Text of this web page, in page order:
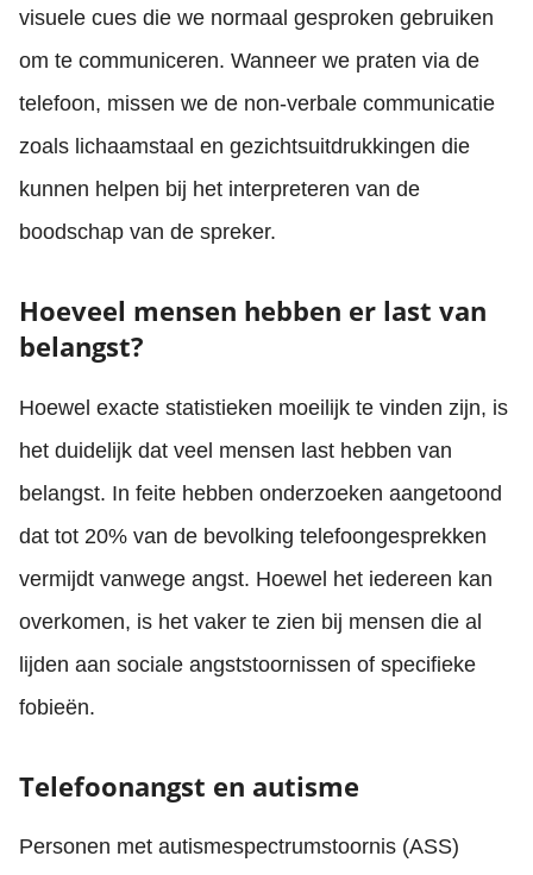
visuele cues die we normaal gesproken gebruiken
om te communiceren. Wanneer we praten via de
telefoon, missen we de non-verbale communicatie
zoals lichaamstaal en gezichtsuitdrukkingen die
kunnen helpen bij het interpreteren van de
boodschap van de spreker.
Hoeveel mensen hebben er last van
belangst?
Hoewel exacte statistieken moeilijk te vinden zijn, is
het duidelijk dat veel mensen last hebben van
belangst. In feite hebben onderzoeken aangetoond
dat tot 20% van de bevolking telefoongesprekken
vermijdt vanwege angst. Hoewel het iedereen kan
overkomen, is het vaker te zien bij mensen die al
lijden aan sociale angststoornissen of specifieke
fobieën.
Telefoonangst en autisme
Personen met autismespectrumstoornis (ASS)